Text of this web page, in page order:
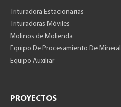
Trituradora Estacionarias
Trituradoras Móviles
Molinos de Molienda
Equipo De Procesamiento De Mineral
Equipo Auxiliar
PROYECTOS